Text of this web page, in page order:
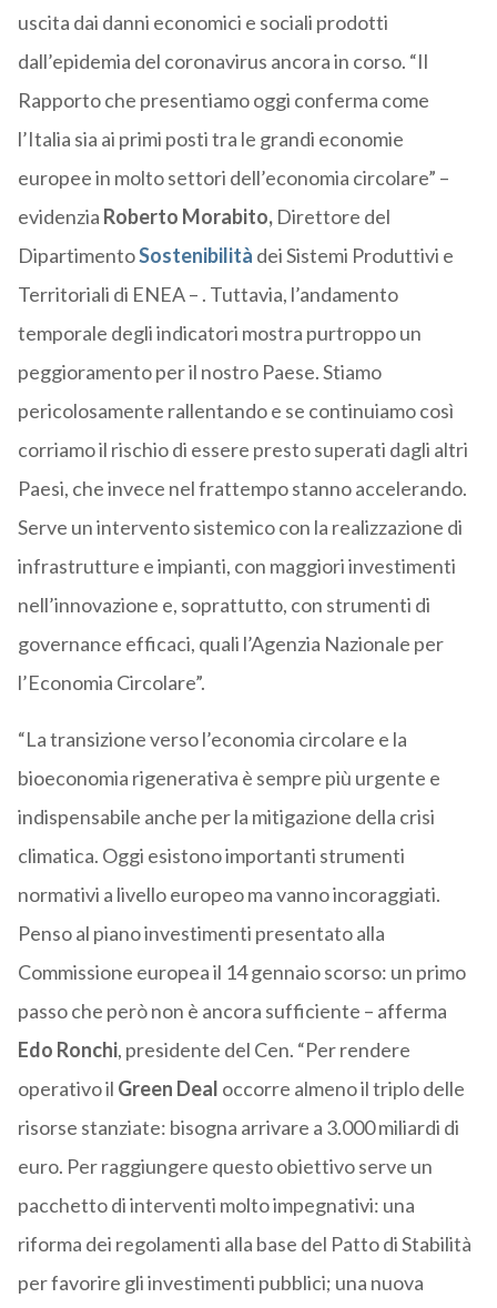
uscita dai danni economici e sociali prodotti
dall’epidemia del coronavirus ancora in corso. “Il
Rapporto che presentiamo oggi conferma come
l’Italia sia ai primi posti tra le grandi economie
europee in molto settori dell’economia circolare” –
evidenzia Roberto Morabito,Direttore del
DipartimentoSostenibilità dei Sistemi Produttivi e
Territoriali di ENEA – . Tuttavia, l’andamento
temporale degli indicatori mostra purtroppo un
peggioramento per il nostro Paese. Stiamo
pericolosamente rallentando e se continuiamo così
corriamo il rischio di essere presto superati dagli altri
Paesi, che invece nel frattempo stanno accelerando.
Serve un intervento sistemico con la realizzazione di
infrastrutture e impianti, con maggiori investimenti
nell’innovazione e, soprattutto, con strumenti di
governance efficaci, quali l’Agenzia Nazionale per
l’Economia Circolare”.
“La transizione verso l’economia circolare e la
bioeconomia rigenerativa è sempre più urgente e
indispensabile anche per la mitigazione della crisi
climatica. Oggi esistono importanti strumenti
normativi a livello europeo ma vanno incoraggiati.
Penso al piano investimenti presentato alla
Commissione europea il 14 gennaio scorso: un primo
passo che però non è ancora sufficiente – afferma
Edo Ronchi, presidente del Cen. “Per rendere
operativo il Green Deal occorre almeno il triplo delle
risorse stanziate: bisogna arrivare a 3.000 miliardi di
euro. Per raggiungere questo obiettivo serve un
pacchetto di interventi molto impegnativi: una
riforma dei regolamenti alla base del Patto di Stabilità
per favorire gli investimenti pubblici; una nuova